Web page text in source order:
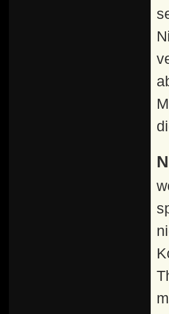
Nigers abgeschlagener Kopf wurde nach Byzanz gebracht,